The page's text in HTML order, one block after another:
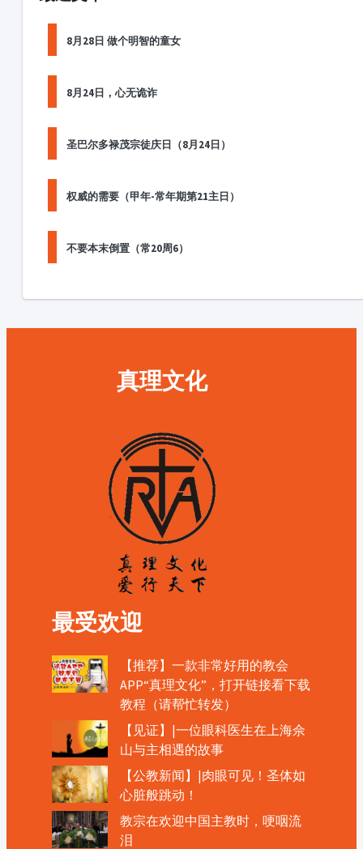
8月28日 做个明智的童女
8月24日，心无诡诈
圣巴尔多禄茂宗徒庆日（8月24日）
权威的需要（甲年-常年期第21主日）
不要本末倒置（常20周6）
真理文化
最受欢迎
【推荐】一款非常好用的教会
APP“真理文化”，打开链接看下载
教程（请帮忙转发）
【见证】|一位眼科医生在上海佘
山与主相遇的故事
【公教新闻】|肉眼可见！圣体如
心脏般跳动！
教宗在欢迎中国主教时，哽咽流
泪